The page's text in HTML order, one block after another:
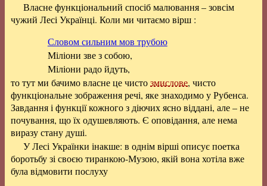
Власне функціональний спосіб малювання – зовсім
чужий Лесі Українці. Коли ми читаємо вірш :
Словом сильним мов трубою
Міліони зве з собою,
Міліони радо йдуть,
то тут ми бачимо власне це чистозмислове, чисто
функціональне зображення речі, яке знаходимо у Рубенса.
Завдання і функції кожного з діючих ясно віддані, але – не
почування, що їх одушевляють. Є оповідання, але нема
виразу стану душі.
У Лесі Українки інакше: в однім вірші описує поетка
боротьбу зі своєю тиранкою-Музою, якій вона хотіла вже
була відмовити послуху